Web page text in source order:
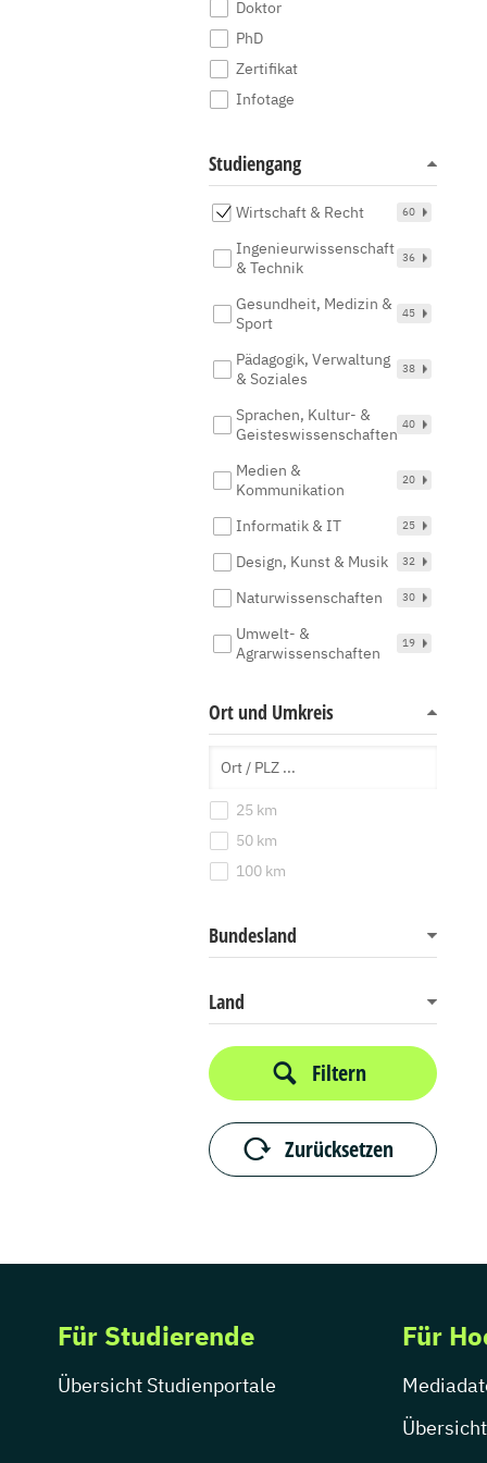
Doktor
PhD
Zertifikat
Infotage
Studiengang
Wirtschaft & Recht 60
Ingenieurwissenschaft
& Technik
36
Gesundheit, Medizin &
Sport
45
Pädagogik, Verwaltung
& Soziales
38
Sprachen, Kultur- &
Geisteswissenschaften
40
Medien &
Kommunikation
20
Informatik & IT 25
Design, Kunst & Musik 32
Naturwissenschaften 30
Umwelt- &
Agrarwissenschaften
19
Ort und Umkreis
25 km
50 km
100 km
Bundesland
Land
Filtern
Zurücksetzen
Für Studierende
Übersicht Studienportale
Für